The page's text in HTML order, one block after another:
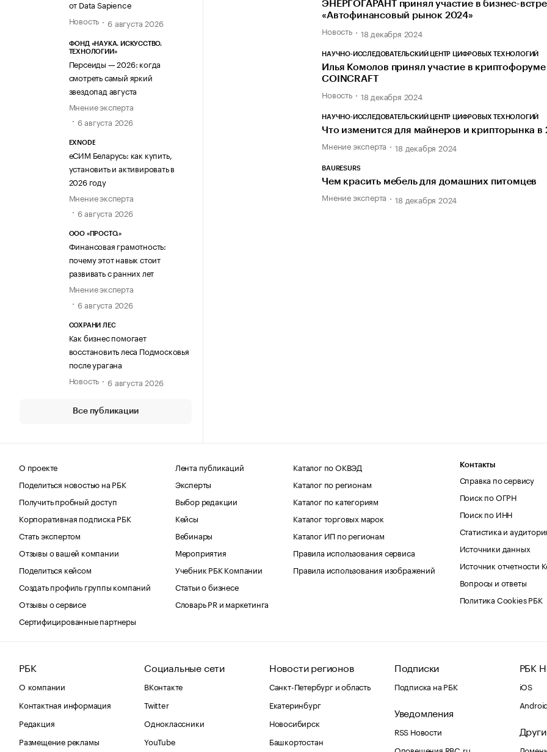
от Data Sapience
Новость
6 августа 2026
ФОНД «НАУКА. ИСКУССТВО.
ТЕХНОЛОГИИ»
Персеиды — 2026: когда
смотреть самый яркий
звездопад августа
Мнение эксперта
6 августа 2026
EXNODE
еСИМ Беларусь: как купить,
установить и активировать в
2026 году
Мнение эксперта
6 августа 2026
ООО «ПРОСТО.»
Финансовая грамотность:
почему этот навык стоит
развивать с ранних лет
Мнение эксперта
6 августа 2026
СОХРАНИ ЛЕС
Как бизнес помогает
восстановить леса Подмосковья
после урагана
Новость
6 августа 2026
Все публикации
ЭНЕРГОГАРАНТ принял участие в бизнес-
«Автофинансовый рынок 2024»
Новость 18 декабря 2024
НАУЧНО-ИССЛЕДОВАТЕЛЬСКИЙ ЦЕНТР ЦИФРОВЫХ ТЕХНОЛОГИЙ
Илья Комолов принял участие в криптофоруме
COINCRAFT
Новость 18 декабря 2024
НАУЧНО-ИССЛЕДОВАТЕЛЬСКИЙ ЦЕНТР ЦИФРОВЫХ ТЕХНОЛОГИЙ
Что изменится для майнеров и крипторынка в
Мнение эксперта 18 декабря 2024
BAURESURS
Чем красить мебель для домашних питомцев
Мнение эксперта 18 декабря 2024
О проекте
Поделиться новостью на РБК
Получить пробный доступ
Корпоративная подписка РБК
Стать экспертом
Отзывы о вашей компании
Поделиться кейсом
Создать профиль группы компаний
Отзывы о сервисе
Сертифицированные партнеры
Лента публикаций
Эксперты
Выбор редакции
Кейсы
Вебинары
Мероприятия
Учебник РБК Компании
Статьи о бизнесе
Словарь PR и маркетинга
Каталог по ОКВЭД
Каталог по регионам
Каталог по категориям
Каталог торговых марок
Каталог ИП по регионам
Правила использования сервиса
Правила использования изображений
Контакты
Справка по сервису
Поиск по ОГРН
Поиск по ИНН
Статистика и
Источники данных
Источник отчетности
Вопросы и ответы
Политика Cookies РБК
РБК
О компании
Контактная информация
Редакция
Размещение рекламы
Социальные сети
ВКонтакте
Twitter
Одноклассники
YouTube
Новости регионов
Санкт-Петербург и область
Екатеринбург
Новосибирск
Башкортостан
Подписки
Подписка на РБК
Уведомления
RSS Новости
Оповещения RBC.ru
РБК
iOS